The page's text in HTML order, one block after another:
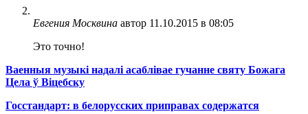
Евгения Москвина автор 11.10.2015 в 08:05
Это точно!
Ваенныя музыкі надалі асаблівае гучанне святу Божага
Цела ў Віцебску
Госстандарт: в белорусских приправах содержатся